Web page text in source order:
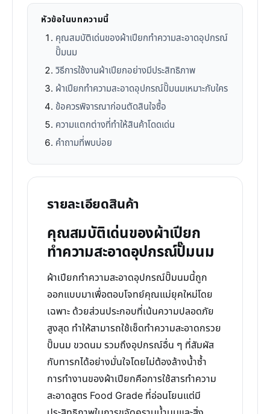
หัวข้อในบทความนี้
คุณสมบัติเด่นของผ้าเปียกทำความสะอาดอุปกรณ์
ปั๊มนม
วิธีการใช้งานผ้าเปียกอย่างมีประสิทธิภาพ
ผ้าเปียกทำความสะอาดอุปกรณ์ปั๊มนมเหมาะกับใคร
ข้อควรพิจารณาก่อนตัดสินใจซื้อ
ความแตกต่างที่ทำให้สินค้าโดดเด่น
คำถามที่พบบ่อย
รายละเอียดสินค้า
คุณสมบัติเด่นของผ้าเปียก
ทำความสะอาดอุปกรณ์ปั๊มนม
ผ้าเปียกทำความสะอาดอุปกรณ์ปั๊มนมนี้ถูก
ออกแบบมาเพื่อตอบโจทย์คุณแม่ยุคใหม่โดย
เฉพาะ ด้วยส่วนประกอบที่เน้นความปลอดภัย
สูงสุด ทำให้สามารถใช้เช็ดทำความสะอาดกรวย
ปั๊มนม ขวดนม รวมถึงอุปกรณ์อื่น ๆ ที่สัมผัส
กับทารกได้อย่างมั่นใจโดยไม่ต้องล้างน้ำซ้ำ
การทำงานของผ้าเปียกคือการใช้สารทำความ
สะอาดสูตร Food Grade ที่อ่อนโยนแต่มี